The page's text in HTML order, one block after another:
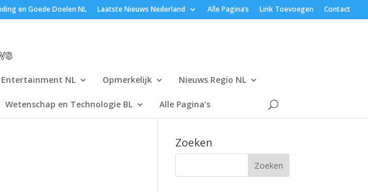
en Goede Doelen NL Laatste Nieuws Nederland Alle Pagina’s Link Toevoegen Contact
Entertainment NL Opmerkelijk Nieuws Regio NL
Wetenschap en Technologie BL Alle Pagina’s
Zoeken